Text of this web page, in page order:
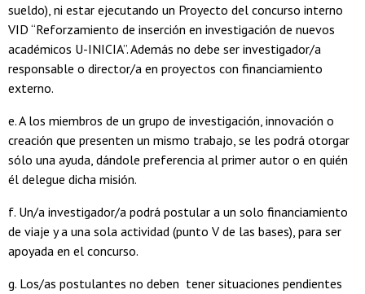
sueldo), ni estar ejecutando un Proyecto del concurso interno
VID “Reforzamiento de inserción en investigación de nuevos
académicos U-INICIA”. Además no debe ser investigador/a
responsable o director/a en proyectos con financiamiento
externo.
e. A los miembros de un grupo de investigación, innovación o
creación que presenten un mismo trabajo, se les podrá otorgar
sólo una ayuda, dándole preferencia al primer autor o en quién
él delegue dicha misión.
f. Un/a investigador/a podrá postular a un solo financiamiento
de viaje y a una sola actividad (punto V de las bases), para ser
apoyada en el concurso.
g. Los/as postulantes no deben tener situaciones pendientes